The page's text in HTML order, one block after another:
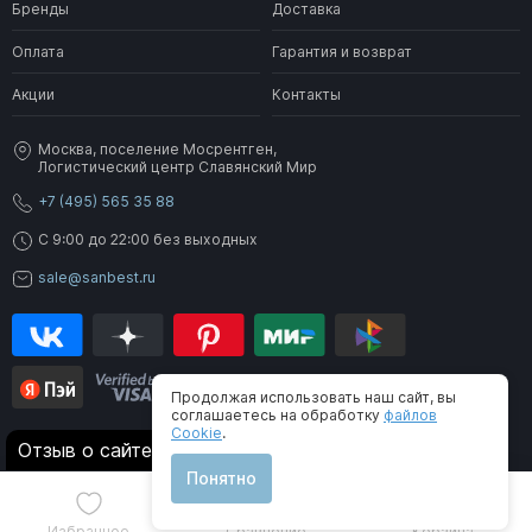
Бренды Доставка
Оплата Гарантия и возврат
Акции Контакты
Москва, поселение Мосрентген,
Логистический центр Славянский Мир
+7 (495) 565 35 88
C 9:00 до 22:00 без выходных
sale@sanbest.ru
® 2006-2026 SanBest. Все права защищены
Отзыв о сайте
Продолжая использовать наш сайт, вы
соглашаетесь на обработку файлов
Cookie.
Понятно